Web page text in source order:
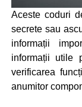
Aceste coduri
secrete sau
informații
informații utile
verificarea
anumitor